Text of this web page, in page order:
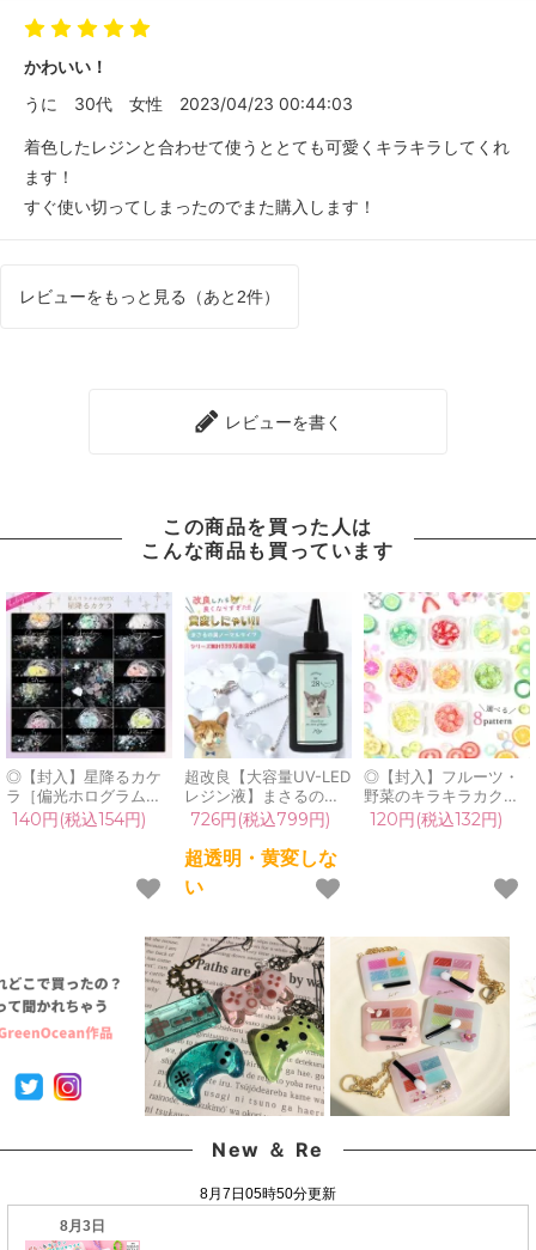
かわいい！
うに
30代 女性 2023/04/23 00:44:03
着色したレジンと合わせて使うととても可愛くキラキラしてくれ
ます！
すぐ使い切ってしまったのでまた購入します！
レビューをもっと見る（あと2件）
レビューを書く
この商品を買った人は
こんな商品も買っています
◎【封入】星降るカケ
ラ［偏光ホログラム］
見る角度で色が変化す
る♪優しく煌めく夢色の
ツ,手芸,オーロラ,ネイ
140円(税込154円)
超改良【大容量UV-LED
レジン液】まさるの涙
ver.03 超透明 70g 初心
者 作家 コーティング
ハード 黄変しない 高品
質 クリア 猫 UVレジン
液 安い おすすめ
726円(税込799円)
超透明・黄変しな
い
◎【封入】フルーツ・
野菜のキラキラカクテ
ル《選べる8種》[果物,
食べ物,輪切り,貼,レジ
スライス棒,シェイカー
120円(税込132円)
New ＆ Re